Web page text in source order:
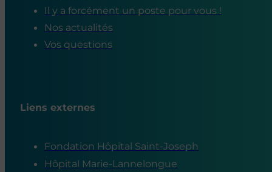
Il y a forcément un poste pour vous !
Nos actualités
Vos questions
Liens externes
Fondation Hôpital Saint-Joseph
Hôpital Marie-Lannelongue